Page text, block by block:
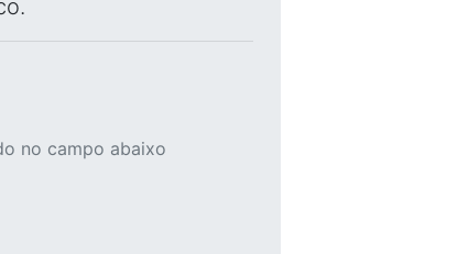
no campo abaixo